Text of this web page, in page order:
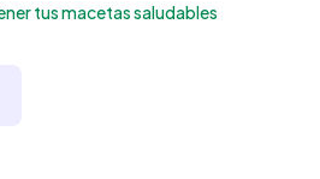
tus macetas saludables